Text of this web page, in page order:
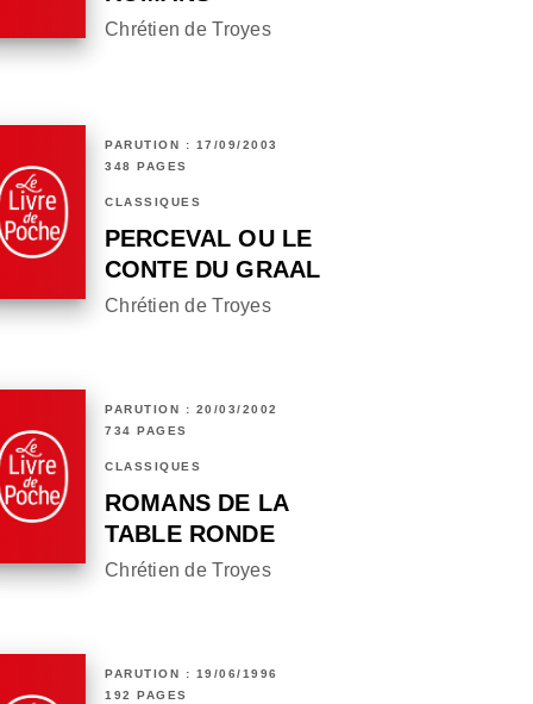
Chrétien de Troyes
PARUTION : 17/09/2003
348 PAGES
CLASSIQUES
PERCEVAL OU LE
CONTE DU GRAAL
Chrétien de Troyes
PARUTION : 20/03/2002
734 PAGES
CLASSIQUES
ROMANS DE LA
TABLE RONDE
Chrétien de Troyes
PARUTION : 19/06/1996
192 PAGES